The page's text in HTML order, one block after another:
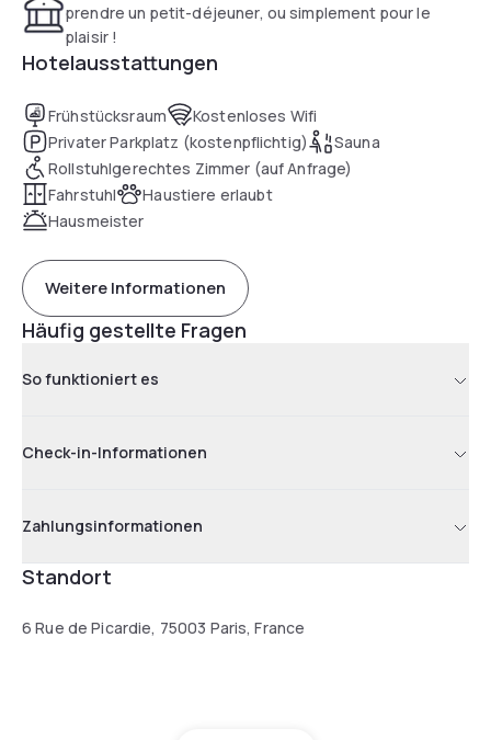
prendre un petit-déjeuner, ou simplement pour le
plaisir !
Hotelausstattungen
Frühstücksraum
Kostenloses Wifi
Privater Parkplatz (kostenpflichtig)
Sauna
Rollstuhlgerechtes Zimmer (auf Anfrage)
Fahrstuhl
Haustiere erlaubt
Hausmeister
Weitere Informationen
Häufig gestellte Fragen
So funktioniert es
Check-in-Informationen
Zahlungsinformationen
Standort
6 Rue de Picardie, 75003 Paris, France